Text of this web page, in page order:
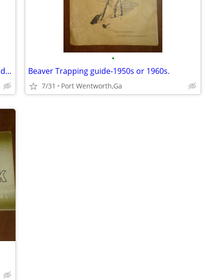
A Christmas Book -A collection of poetry and prose for Christmas .
•
Beaver Trapping guide-1950s or 1960s.
7/31 Port Wentworth,Ga